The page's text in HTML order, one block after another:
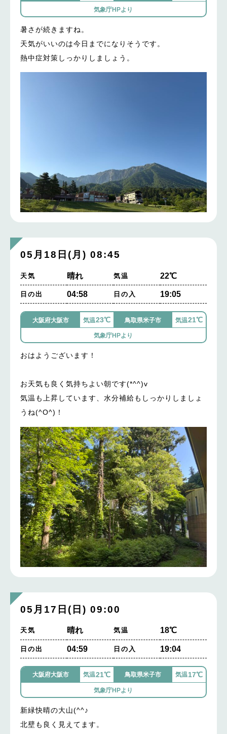
気象庁HPより
暑さが続きますね。
天気がいいのは今日までになりそうです。
熱中症対策しっかりしましょう。
05月18日(月) 08:45
天気 晴れ 気温 22℃
日の出 04:58 日の入 19:05
大阪府大阪市 気温23℃ 鳥取県米子市 気温21℃
気象庁HPより
おはようございます！
お天気も良く気持ちよい朝です(*^^)v
気温も上昇しています、水分補給もしっかりしましょ
うね(^O^)！
05月17日(日) 09:00
天気 晴れ 気温 18℃
日の出 04:59 日の入 19:04
大阪府大阪市 気温21℃ 鳥取県米子市 気温17℃
気象庁HPより
新緑快晴の大山(^^♪
北壁も良く見えてます。